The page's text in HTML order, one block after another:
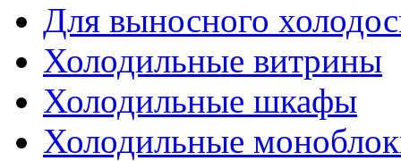
Для выносного
Холодильные витрины
Холодильные шкафы
Холодильные